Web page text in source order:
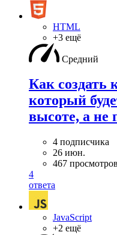
HTML
+3 ещё
Средний
Как создать
который
высоте, а не
4 подписчика
26 июн.
467 просмотров
4
ответа
JavaScript
+2 ещё